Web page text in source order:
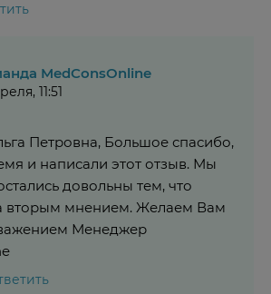
MedConsOnline
11:51
Петровна, Большое спасибо,
и написали этот отзыв. Мы
довольны тем, что
вторым мнением. Желаем Вам
Менеджер